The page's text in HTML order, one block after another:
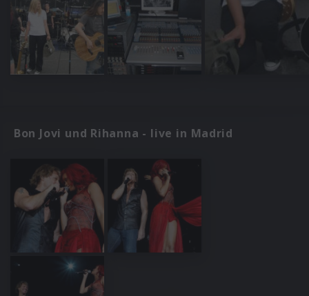
Bon Jovi und Rihanna - live in Madrid